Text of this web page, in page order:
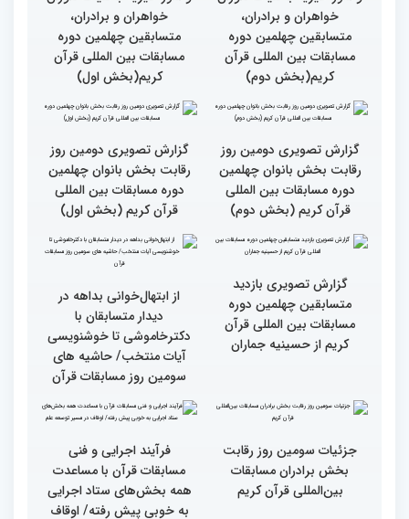
گزارش تصویری سومین روز
رقابت بخش برادران
چهلمین دوره مسابقات
بین‌المللی قرآن کریم(بخش
دوم)
گزارش تصویری سومین روز
رقابت بخش برادران
چهلمین دوره مسابقات
بین‌المللی قرآن کریم(بخش
گزارش تصویری نشست
و امور خیریه با هیأت داوران
خواهران و برادران،
متسابقین چهلمین دوره
مسابقات بین المللی قرآن
گزارش تصویری نشست
صمیمی رئیس سازمان اوقاف
و امور خیریه با هیأت داوران
خواهران و برادران،
متسابقین چهلمین دوره
مسابقات بین المللی قرآن
کریم(بخش اول)
گزارش تصویری دومین روز